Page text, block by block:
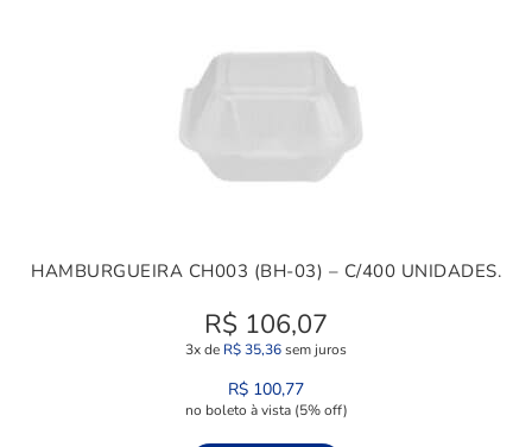
HAMBURGUEIRA CH003 (BH-03) – C/400 UNIDADES.
R$ 106,07
3x de R$35,36sem juros
R$ 100,77
no boleto à vista (5% off)